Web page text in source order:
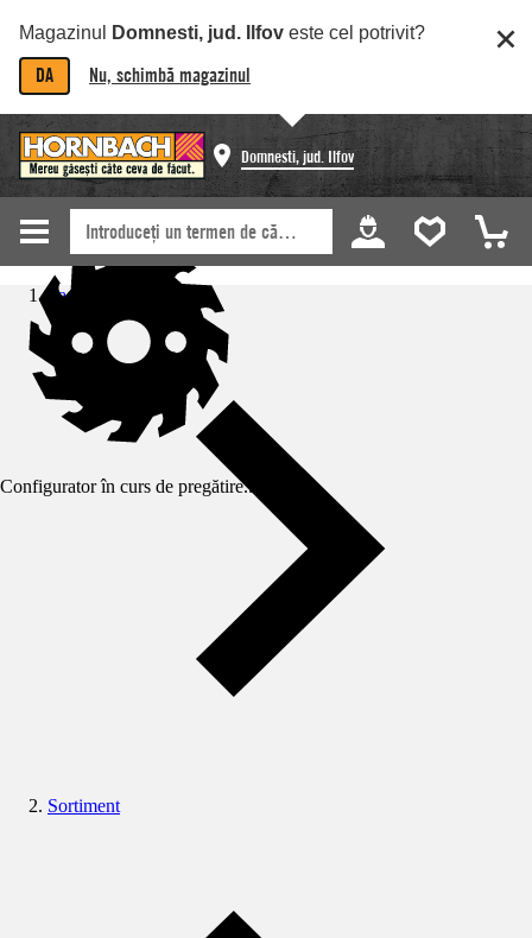
Magazinul Domnesti, jud. Ilfov este cel potrivit?
DA Nu, schimbă magazinul
Domnesti, jud. Ilfov
Configurator în curs de pregătire...
Pagină de start
Sortiment